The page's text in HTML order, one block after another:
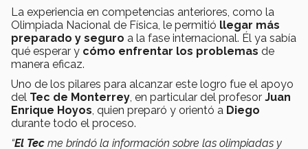
La experiencia en competencias anteriores, como la
Olimpiada Nacional de Física, le permitió llegar más
preparado y seguro a la fase internacional. Él ya sabía
qué esperar y cómo enfrentar los problemas de
manera eficaz.
Uno de los pilares para alcanzar este logro fue el apoyo
del Tec de Monterrey, en particular del profesor Juan
Enrique Hoyos, quien preparó y orientó a Diego
durante todo el proceso.
“El Tec me brindó la información sobre las olimpiadas y